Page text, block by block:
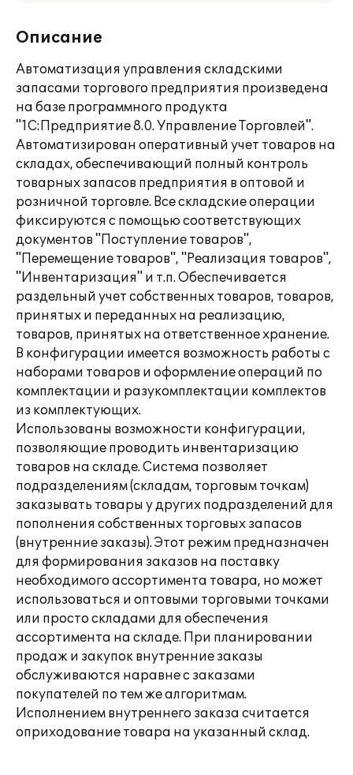
Описание
Автоматизация управления складскими
запасами торгового предприятия произведена
на базе программного продукта
"1С:Предприятие 8.0. Управление Торговлей".
Автоматизирован оперативный учет товаров на
складах, обеспечивающий полный контроль
товарных запасов предприятия в оптовой и
розничной торговле. Все складские операции
фиксируются с помощью соответствующих
документов "Поступление товаров",
"Перемещение товаров", "Реализация товаров",
"Инвентаризация" и т.п. Обеспечивается
раздельный учет собственных товаров, товаров,
принятых и переданных на реализацию,
товаров, принятых на ответственное хранение.
В конфигурации имеется возможность работы с
наборами товаров и оформление операций по
комплектации и разукомплектации комплектов
из комплектующих.
Использованы возможности конфигурации,
позволяющие проводить инвентаризацию
товаров на складе. Система позволяет
подразделениям (складам, торговым точкам)
заказывать товары у других подразделений для
пополнения собственных торговых запасов
(внутренние заказы). Этот режим предназначен
для формирования заказов на поставку
необходимого ассортимента товара, но может
использоваться и оптовыми торговыми точками
или просто складами для обеспечения
ассортимента на складе. При планировании
продаж и закупок внутренние заказы
обслуживаются наравне с заказами
покупателей по тем же алгоритмам.
Исполнением внутреннего заказа считается
оприходование товара на указанный склад.